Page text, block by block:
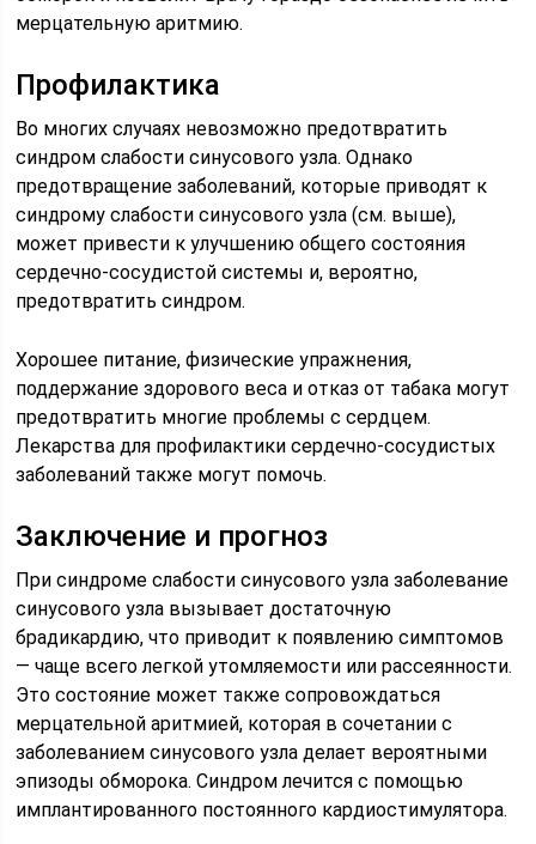
мерцательную аритмию.
Профилактика
Во многих случаях невозможно предотвратить
синдром слабости синусового узла. Однако
предотвращение заболеваний, которые приводят к
синдрому слабости синусового узла (см. выше),
может привести к улучшению общего состояния
сердечно-сосудистой системы и, вероятно,
предотвратить синдром.
Хорошее питание, физические упражнения,
поддержание здорового веса и отказ от табака могут
предотвратить многие проблемы с сердцем.
Лекарства для профилактики сердечно-сосудистых
заболеваний также могут помочь.
Заключение и прогноз
При синдроме слабости синусового узла заболевание
синусового узла вызывает достаточную
брадикардию, что приводит к появлению симптомов
— чаще всего легкой утомляемости или рассеянности.
Это состояние может также сопровождаться
мерцательной аритмией, которая в сочетании с
заболеванием синусового узла делает вероятными
эпизоды обморока. Синдром лечится с помощью
имплантированного постоянного кардиостимулятора.